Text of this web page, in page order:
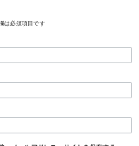
は必須項目です